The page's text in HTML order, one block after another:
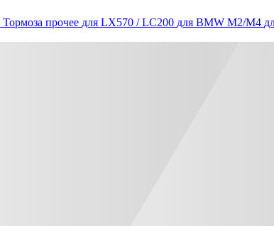
Тормоза прочее для LX570 / LC200 для BMW M2/M4